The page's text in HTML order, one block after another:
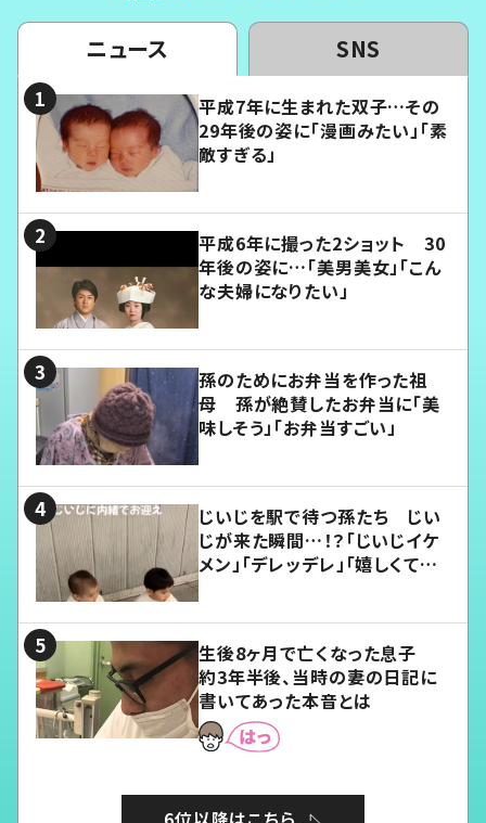
ニュース SNS
平成7年に生まれた双子…その
29年後の姿に「漫画みたい」「素
敵すぎる」
平成6年に撮った2ショット 30
年後の姿に…「美男美女」「こん
な夫婦になりたい」
孫のためにお弁当を作った祖
母 孫が絶賛したお弁当に「美
味しそう」「お弁当すごい」
じいじを駅で待つ孫たち じい
じが来た瞬間…！？「じいじイケ
メン」「デレッデレ」「嬉しくて可
生後8ヶ月で亡くなった息子
約3年半後、当時の妻の日記に
書いてあった本音とは